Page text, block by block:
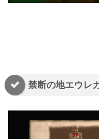
禁断の地エウレ